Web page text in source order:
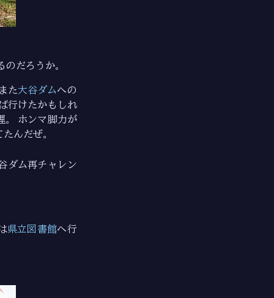
だろうか。
た大谷ダムへの
行けたかもしれ
。 ホンマ脚力が
んだぜ。
ダム再チャレン
県立図書館へ行